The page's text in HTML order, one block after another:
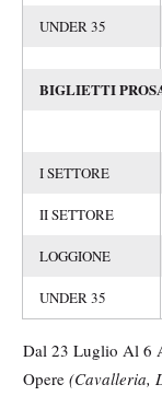
UNDER 35
BIGLIETTI
I SETTORE
II SETTORE
LOGGIONE
UNDER 35
Dal 23 Luglio Al 6
Opere (Cavalleria,